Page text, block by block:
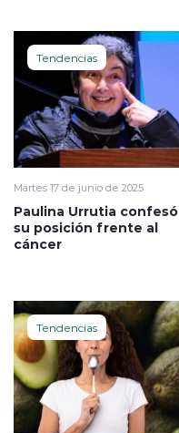
Tendencias
Martes 17 de junio de 2025
Paulina Urrutia confesó
su posición frente al
cáncer
Tendencias